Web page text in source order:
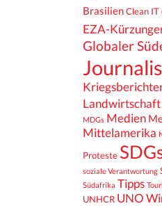
BrasilienClean IT
EZA-
Globaler
Landwirtschaft
MDGs Medien
Mittelamerika
Proteste
soziale Verantwortung
Südafrika Tipps
UNHCR UNO